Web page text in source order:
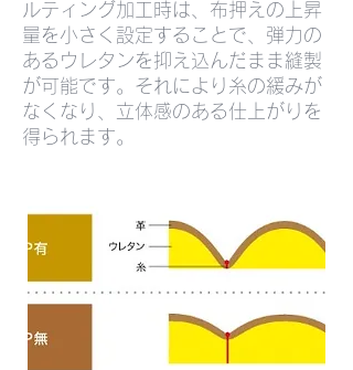
ルティング加工時は、布押えの上昇
量を小さく設定することで、弾力の
あるウレタンを抑え込んだまま縫製
が可能です。それにより糸の緩みが
なくなり、立体感のある仕上がりを
得られます。